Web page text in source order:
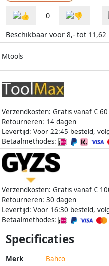
0
Beschikbaar voor 8,- tot 11,62
Mtools
Verzendkosten: Gratis vanaf € 60
Retourneren: 14 dagen
Levertijd: Voor 22:45 besteld,
Betaalmethodes:
Verzendkosten: Gratis vanaf €
Retourneren: 30 dagen
Levertijd: Voor 16:30 besteld,
Betaalmethodes:
Specificaties
Merk Bahco